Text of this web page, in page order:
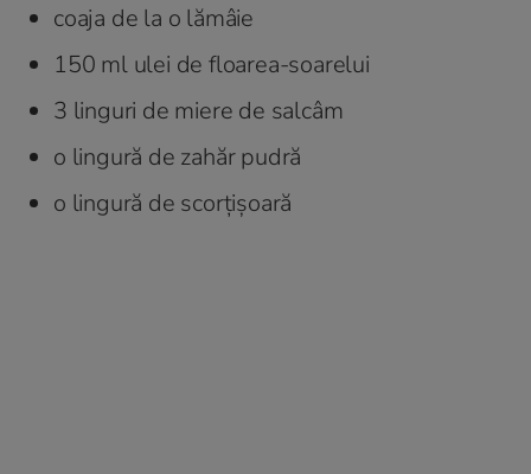
coaja de la o lămâie
150 ml ulei de floarea-soarelui
3 linguri de miere de salcâm
o lingură de zahăr pudră
o lingură de scorțișoară